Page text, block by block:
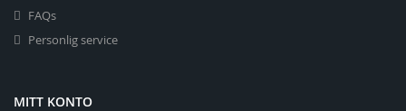
FAQs
Personlig service
MITT KONTO